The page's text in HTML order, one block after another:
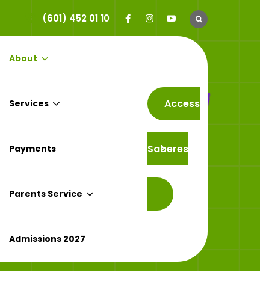
(601) 452 01 10
About
Services
Payments
Parents Service
Admissions 2027
Access
Saberes